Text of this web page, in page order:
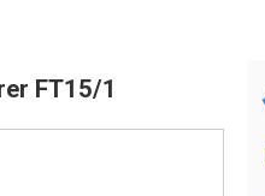
FT15/1